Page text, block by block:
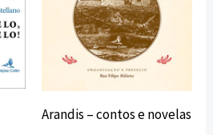
Arandis – contos e novelas